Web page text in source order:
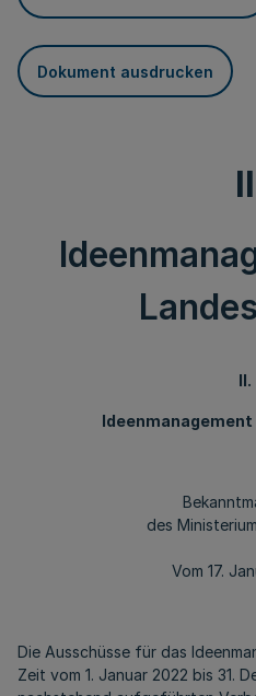
Dokument ausdrucken
II
II.
Ideenmanagement
des
Vom 17.
Die Ausschüsse für das
Zeit vom 1. Januar 2022 bis 31.